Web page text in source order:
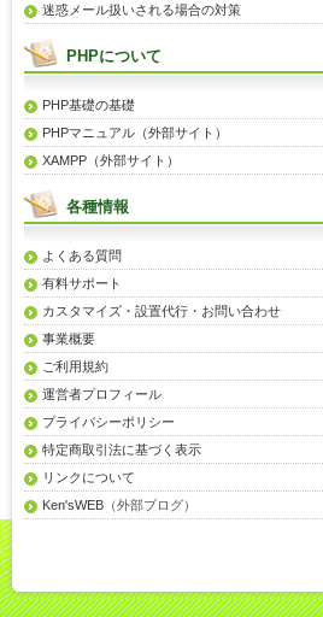
迷惑メール扱いされる場合の対策
PHPについて
PHP基礎の基礎
PHPマニュアル（外部サイト）
XAMPP（外部サイト）
各種情報
よくある質問
有料サポート
カスタマイズ・設置代行・お問い合わせ
事業概要
ご利用規約
運営者プロフィール
プライバシーポリシー
特定商取引法に基づく表示
リンクについて
Ken'sWEB （外部ブログ）